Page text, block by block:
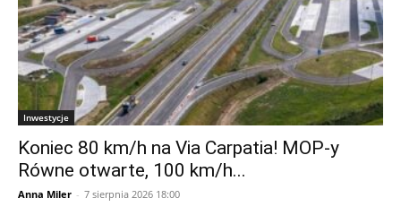
Inwestycje
Koniec 80 km/h na Via Carpatia! MOP-y
Równe otwarte, 100 km/h...
Anna Miler - 7 sierpnia 2026 18:00